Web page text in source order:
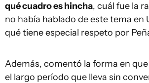
qué cuadro es hincha, cuál fue la
no había hablado de este tema en
qué tiene especial respeto por
Además, comentó la forma en
el largo período que lleva sin